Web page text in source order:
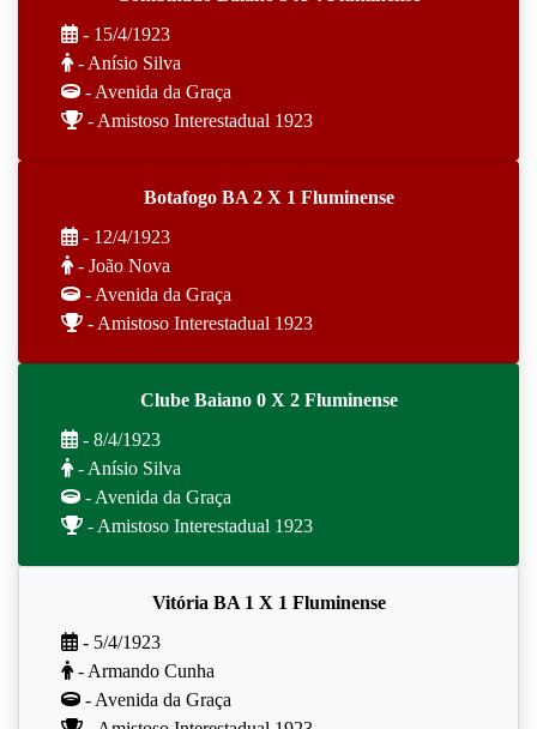
- 15/4/1923
- Anísio Silva
- Avenida da Graça
- Amistoso Interestadual 1923
Botafogo BA 2 X 1 Fluminense
- 12/4/1923
- João Nova
- Avenida da Graça
- Amistoso Interestadual 1923
Clube Baiano 0 X 2 Fluminense
- 8/4/1923
- Anísio Silva
- Avenida da Graça
- Amistoso Interestadual 1923
Vitória BA 1 X 1 Fluminense
- 5/4/1923
- Armando Cunha
- Avenida da Graça